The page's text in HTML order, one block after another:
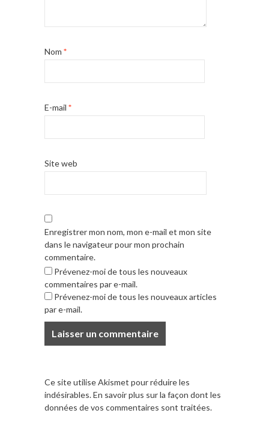
Nom *
E-mail *
Site web
Enregistrer mon nom, mon e-mail et mon site
dans le navigateur pour mon prochain
commentaire.
Prévenez-moi de tous les nouveaux
commentaires par e-mail.
Prévenez-moi de tous les nouveaux articles
par e-mail.
Ce site utilise Akismet pour réduire les
indésirables.En savoir plus sur la façon dont les
données de vos commentaires sont traitées.